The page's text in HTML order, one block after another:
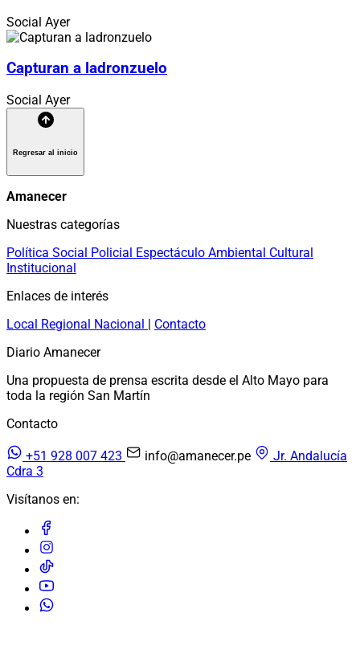
Social Ayer
Capturan a ladronzuelo
Social Ayer
Regresar al inicio
Amanecer
Nuestras categorías
Política Social Policial Espectáculo Ambiental Cultural
Institucional
Enlaces de interés
Local Regional Nacional | Contacto
Diario Amanecer
Una propuesta de prensa escrita desde el Alto Mayo para
toda la región San Martín
Contacto
+51 928 007 423 info@amanecer.pe
Jr. Andalucía
Cdra 3
Visítanos en: